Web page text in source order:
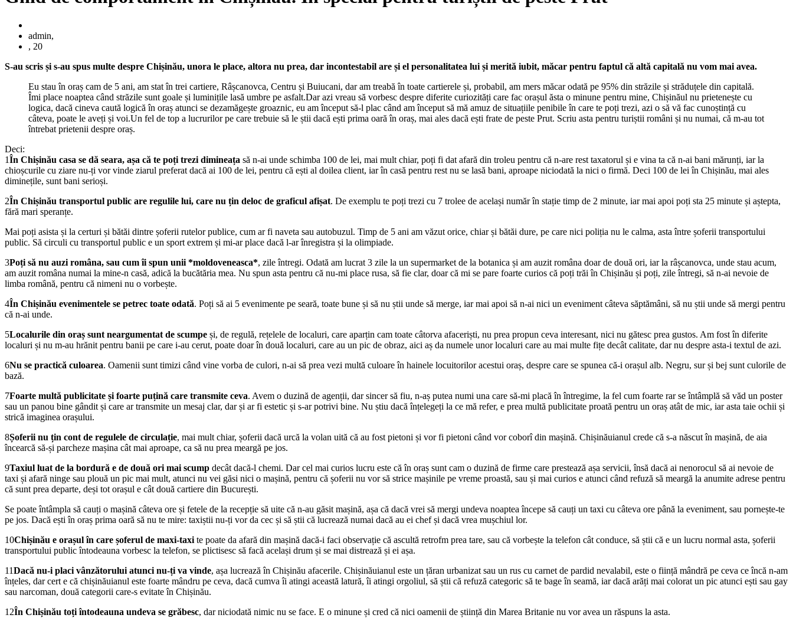
admin,
, 20
S-au scris și s-au spus multe despre Chișinău, unora le place, altora nu prea, dar incontestabil are și el personalitatea lui și merită iubit, măcar pentru faptul că altă capitală nu vom mai avea.
Eu stau în oraș cam de 5 ani, am stat în trei cartiere, Râșcanovca, Centru și Buiucani, dar am treabă în toate cartierele și, probabil, am mers măcar odată pe 95% din străzile și străduțele din capitală.
Îmi place noaptea când străzile sunt goale și luminițile lasă umbre pe asfalt.Dar azi vreau să vorbesc despre diferite curiozități care fac orașul ăsta o minune pentru mine, Chișinăul nu prietenește cu
logica, dacă cineva caută logică în oraș atunci se dezamăgește groaznic, eu am început să-l plac când am început să mă amuz de situațiile penibile în care te poți trezi, azi o să vă fac cunoștință cu
câteva, poate le aveți și voi.Un fel de top a lucrurilor pe care trebuie să le știi dacă ești prima oară în oraș, mai ales dacă ești frate de peste Prut. Scriu asta pentru turiștii români și nu numai, că m-au tot
întrebat prietenii despre oraș.
Deci:
1În Chișinău casa se dă seara, așa că te poți trezi dimineața să n-ai unde schimba 100 de lei, mai mult chiar, poți fi dat afară din troleu pentru că n-are rest taxatorul și e vina ta că n-ai bani mărunți, iar la
chioșcurile cu ziare nu-ți vor vinde ziarul preferat dacă ai 100 de lei, pentru că ești al doilea client, iar în casă pentru rest nu se lasă bani, aproape niciodată la nici o firmă. Deci 100 de lei în Chișinău, mai ales
diminețile, sunt bani serioși.
2În Chișinău transportul public are regulile lui, care nu țin deloc de graficul afișat. De exemplu te poți trezi cu 7 trolee de același număr în stație timp de 2 minute, iar mai apoi poți sta 25 minute și aștepta,
fără mari speranțe.
Mai poți asista și la certuri și bătăi dintre șoferii rutelor publice, cum ar fi naveta sau autobuzul. Timp de 5 ani am văzut orice, chiar și bătăi dure, pe care nici poliția nu le calma, asta între șoferii transportului
public. Să circuli cu transportul public e un sport extrem și mi-ar place dacă l-ar înregistra și la olimpiade.
3Poți să nu auzi româna, sau cum îi spun unii *moldoveneasca*, zile întregi. Odată am lucrat 3 zile la un supermarket de la botanica și am auzit româna doar de două ori, iar la râșcanovca, unde stau acum,
am auzit româna numai la mine-n casă, adică la bucătăria mea. Nu spun asta pentru că nu-mi place rusa, să fie clar, doar că mi se pare foarte curios că poți trăi în Chișinău și poți, zile întregi, să n-ai nevoie de
limba română, pentru că nimeni nu o vorbește.
4În Chișinău evenimentele se petrec toate odată. Poți să ai 5 evenimente pe seară, toate bune și să nu știi unde să merge, iar mai apoi să n-ai nici un eveniment câteva săptămâni, să nu știi unde să mergi pentru
că n-ai unde.
5Localurile din oraș sunt neargumentat de scumpe și, de regulă, rețelele de localuri, care aparțin cam toate câtorva afaceriști, nu prea propun ceva interesant, nici nu gătesc prea gustos. Am fost în diferite
localuri și nu m-au hrănit pentru banii pe care i-au cerut, poate doar în două localuri, care au un pic de obraz, aici aș da numele unor localuri care au mai multe fițe decât calitate, dar nu despre asta-i textul de azi.
6Nu se practică culoarea. Oamenii sunt timizi când vine vorba de culori, n-ai să prea vezi multă culoare în hainele locuitorilor acestui oraș, despre care se spunea că-i orașul alb. Negru, sur și bej sunt culorile de
bază.
7Foarte multă publicitate și foarte puțină care transmite ceva. Avem o duzină de agenții, dar sincer să fiu, n-aș putea numi una care să-mi placă în întregime, la fel cum foarte rar se întâmplă să văd un poster
sau un panou bine gândit și care ar transmite un mesaj clar, dar și ar fi estetic și s-ar potrivi bine. Nu știu dacă înțelegeți la ce mă refer, e prea multă publicitate proată pentru un oraș atât de mic, iar asta taie ochii și
strică imaginea orașului.
8Șoferii nu țin cont de regulele de circulație, mai mult chiar, șoferii dacă urcă la volan uită că au fost pietoni și vor fi pietoni când vor coborî din mașină. Chișinăuianul crede că s-a născut în mașină, de aia
încearcă să-și parcheze mașina cât mai aproape, ca să nu prea meargă pe jos.
9Taxiul luat de la bordură e de două ori mai scump decât dacă-l chemi. Dar cel mai curios lucru este că în oraș sunt cam o duzină de firme care prestează așa servicii, însă dacă ai nenorocul să ai nevoie de
taxi și afară ninge sau plouă un pic mai mult, atunci nu vei găsi nici o mașină, pentru că șoferii nu vor să strice mașinile pe vreme proastă, sau și mai curios e atunci când refuză să meargă la anumite adrese pentru
că sunt prea departe, deși tot orașul e cât două cartiere din București.
Se poate întâmpla să cauți o mașină câteva ore și fetele de la recepție să uite că n-au găsit mașină, așa că dacă vrei să mergi undeva noaptea începe să cauți un taxi cu câteva ore până la eveniment, sau pornește-te
pe jos. Dacă ești în oraș prima oară să nu te mire: taxiștii nu-ți vor da cec și să știi că lucrează numai dacă au ei chef și dacă vrea mușchiul lor.
10Chișinău e orașul în care șoferul de maxi-taxi te poate da afară din mașină dacă-i faci observație că ascultă retrofm prea tare, sau că vorbește la telefon cât conduce, să știi că e un lucru normal asta, șoferii
transportului public întodeauna vorbesc la telefon, se plictisesc să facă același drum și se mai distrează și ei așa.
11Dacă nu-i placi vânzătorului atunci nu-ți va vinde, așa lucrează în Chișinău afacerile. Chișinăuianul este un țăran urbanizat sau un rus cu carnet de pardid nevalabil, este o ființă mândră pe ceva ce încă n-am
înțeles, dar cert e că chișinăuianul este foarte mândru pe ceva, dacă cumva îi atingi această latură, îi atingi orgoliul, să știi că refuză categoric să te bage în seamă, iar dacă arăți mai colorat un pic atunci ești sau gay
sau narcoman, două categorii care-s evitate în Chișinău.
12În Chișinău toți întodeauna undeva se grăbesc, dar niciodată nimic nu se face. E o minune și cred că nici oamenii de știință din Marea Britanie nu vor avea un răspuns la asta.